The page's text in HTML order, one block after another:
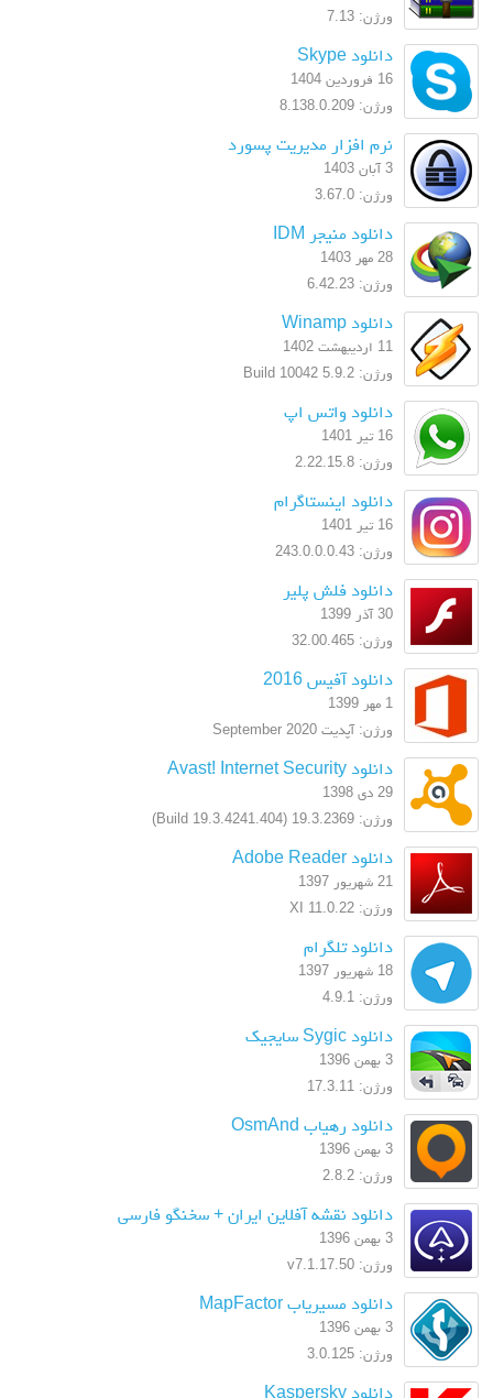
ورژن: 7.13
دانلود Skype
16 فروردین 1404
ورژن: 8.138.0.209
نرم افزار مدیریت پسورد
3 آبان 1403
ورژن: 3.67.0
دانلود منیجر IDM
28 مهر 1403
ورژن: 6.42.23
دانلود Winamp
11 اردیبهشت 1402
ورژن: 5.9.2 Build 10042
دانلود واتس اپ
16 تیر 1401
ورژن: 2.22.15.8
دانلود اینستاگرام
16 تیر 1401
ورژن: 243.0.0.0.43
دانلود فلش پلیر
30 آذر 1399
ورژن: 32.00.465
دانلود آفیس 2016
1 مهر 1399
ورژن: آپدیت September 2020
دانلود Avast! Internet Security
29 دی 1398
ورژن: 19.3.2369 (Build 19.3.4241.404)
دانلود Adobe Reader
21 شهریور 1397
ورژن: XI 11.0.22
دانلود تلگرام
18 شهریور 1397
ورژن: 4.9.1
دانلود Sygic سایجیک
3 بهمن 1396
ورژن: 17.3.11
دانلود رهیاب OsmAnd
3 بهمن 1396
ورژن: 2.8.2
دانلود نقشه آفلاین ایران + سخنگو فارسی
3 بهمن 1396
ورژن: v7.1.17.50
دانلود مسیریاب MapFactor
3 بهمن 1396
ورژن: 3.0.125
دانلود Kaspersky